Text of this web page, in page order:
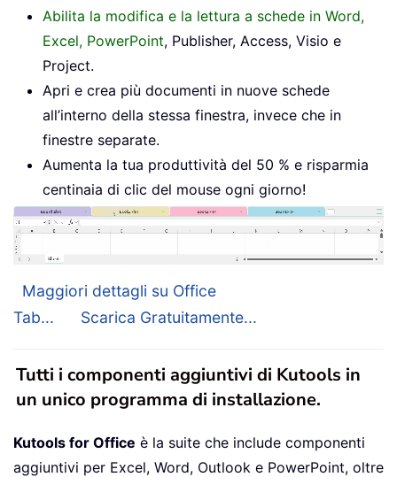
Abilita la modifica e la lettura a schede in Word,
Excel, PowerPoint, Publisher, Access, Visio e
Project.
Apri e crea più documenti in nuove schede
all’interno della stessa finestra, invece che in
finestre separate.
Aumenta la tua produttività del 50 % e risparmia
centinaia di clic del mouse ogni giorno!
Maggiori dettagli su Office
Tab...
Scarica Gratuitamente...
Tutti i componenti aggiuntivi di Kutools in
un unico programma di installazione.
Kutools for Office è la suite che include componenti
aggiuntivi per Excel, Word, Outlook e PowerPoint, oltre